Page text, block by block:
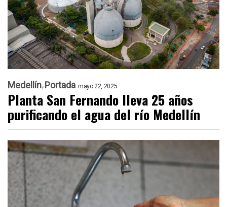
Medellín Portada mayo 22, 2025
Planta San Fernando lleva 25 años
purificando el agua del río Medellín